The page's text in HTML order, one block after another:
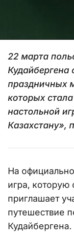
22 марта
Кудайбергена
праздничных
которых
настольной
Казахстану»,
На
игра, которую
приглашает
путешествие
Кудайбергена.